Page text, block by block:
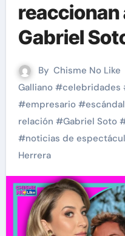
reaccionan
Gabriel
By Chisme No Like
Galliano#celebridades
#empresario#
relación #Gabriel Soto
#noticias de
Herrera